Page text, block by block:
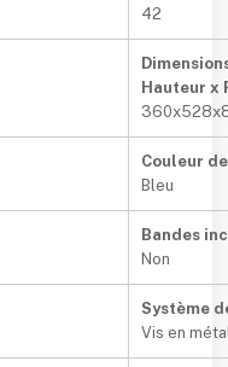
42
Hauteur x
Couleur
Bleu
Bandes
Non
Système
Vis en